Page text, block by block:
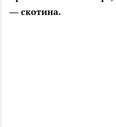
— скотина.